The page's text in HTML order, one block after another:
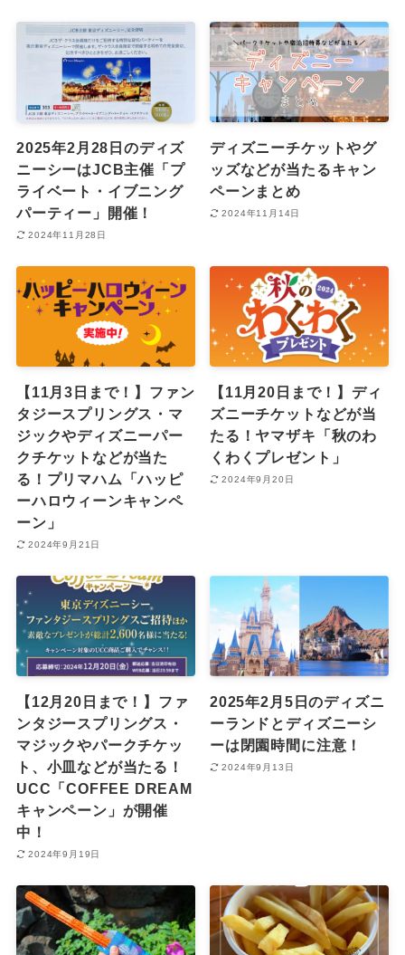
2025年2月28日のディズ
ニーシーはJCB主催「プ
ライベート・イブニング
パーティー」開催！
2024年11月28日
ディズニーチケットやグ
ッズなどが当たるキャン
ペーンまとめ
2024年11月14日
【11月3日まで！】ファン
タジースプリングス・マ
ジックやディズニーパー
クチケットなどが当た
る！プリマハム「ハッピ
ーハロウィーンキャンペ
ーン」
2024年9月21日
【11月20日まで！】ディ
ズニーチケットなどが当
たる！ヤマザキ「秋のわ
くわくプレゼント」
2024年9月20日
【12月20日まで！】ファ
ンタジースプリングス・
マジックやパークチケッ
ト、小皿などが当たる！
UCC「COFFEE DREAM
キャンペーン」が開催
中！
2024年9月19日
2025年2月5日のディズニ
ーランドとディズニーシ
ーは閉園時間に注意！
2024年9月13日